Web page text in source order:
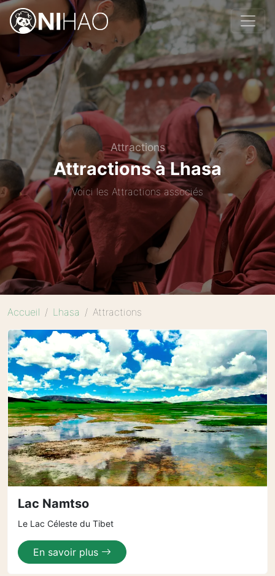
Attractions
Attractions à Lhasa
Voici les Attractions associés
Accueil Lhasa Attractions
Lac Namtso
Le Lac Céleste du Tibet
En savoir plus